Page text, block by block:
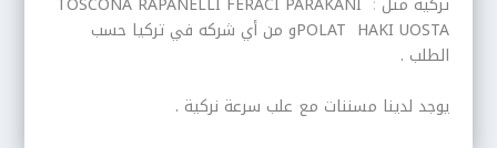
POLAT HAKI UOSTA
و من أي شركه في تركيا حسب
الطلب .
يوجد لدينا مسننات مع علب سرعة نركية .